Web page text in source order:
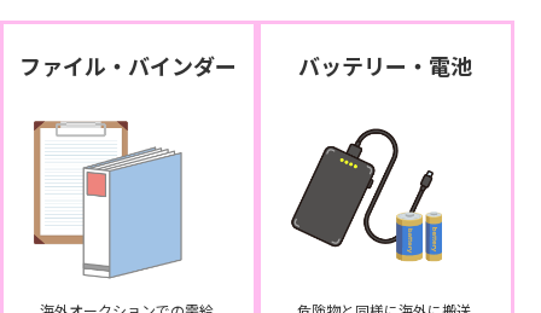
ファイル・バインダー バッテリー・電池